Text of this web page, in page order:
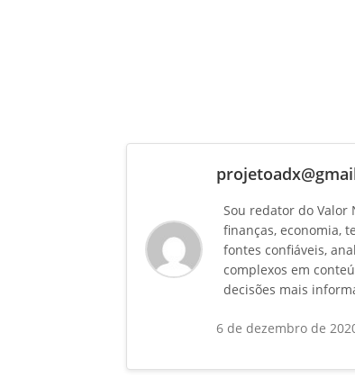
Sou redator do Valor
finanças, economia,
fontes confiáveis,
complexos em
decisões mais
6 de dezembro de